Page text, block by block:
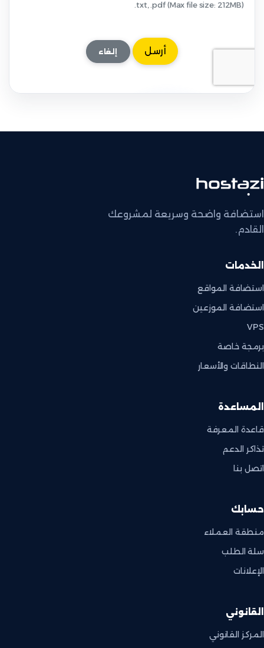
.txt, .pdf (Max file size: 212MB)
إلغاء
استضافة واضحة وسريعة لمشروعك
القادم.
الخدمات
استضافة المواقع
استضافة الموزعين
VPS
برمجة خاصة
النطاقات والأسعار
المساعدة
قاعدة المعرفة
تذاكر الدعم
اتصل بنا
حسابك
منطقة العملاء
سلة الطلب
الإعلانات
القانوني
المركز القانوني